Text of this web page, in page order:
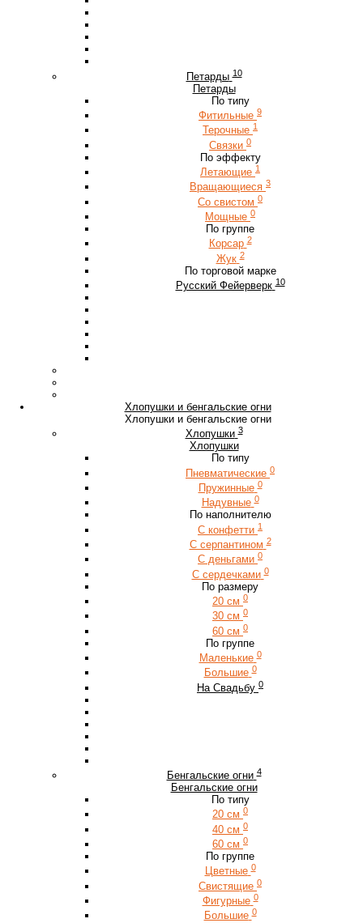
Петарды 10
Петарды
По типу
Фитильные 9
Терочные 1
Связки 0
По эффекту
Летающие 1
Вращающиеся 3
Со свистом 0
Мощные 0
По группе
Корсар 2
Жук 2
По торговой марке
Русский Фейерверк 10
Хлопушки и бенгальские огни
Хлопушки и бенгальские огни
Хлопушки 3
Хлопушки
По типу
Пневматические 0
Пружинные 0
Надувные 0
По наполнителю
С конфетти 1
С серпантином 2
С деньгами 0
С сердечками 0
По размеру
20 см 0
30 см 0
60 см 0
По группе
Маленькие 0
Большие 0
На Свадьбу 0
Бенгальские огни 4
Бенгальские огни
По типу
20 см 0
40 см 0
60 см 0
По группе
Цветные 0
Свистящие 0
Фигурные 0
Большие 0